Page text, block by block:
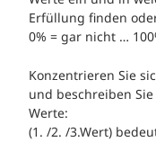
Erfüllung finden
0% = gar nicht …
Konzentrieren Sie
und beschreiben
Werte:
(1. /2. /3.Wert)